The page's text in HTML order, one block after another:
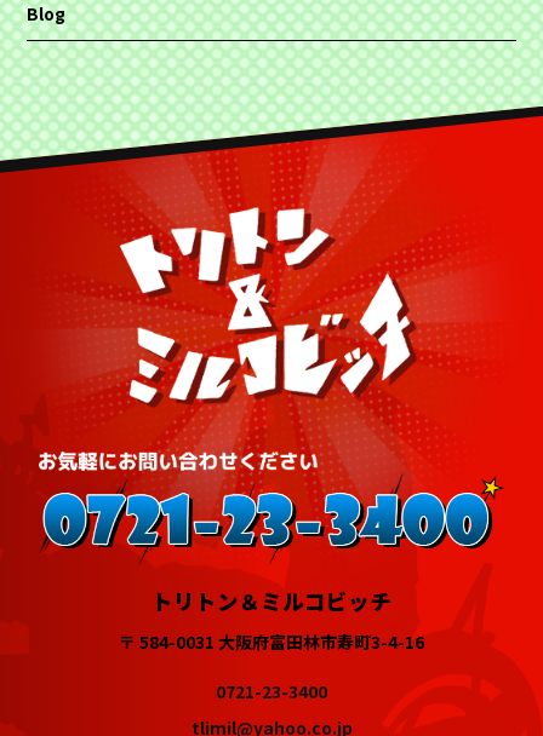
Blog
トリトン＆ミルコビッチ
〒 584-0031 大阪府富田林市寿町3-4-16
0721-23-3400
tlimil@yahoo.co.jp